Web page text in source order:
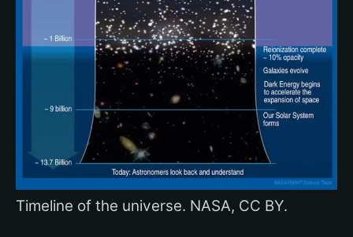
Timeline of the universe. NASA, CC BY.